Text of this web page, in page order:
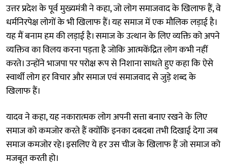
उत्तर प्रदेश के पूर्व मुख्यमंत्री ने कहा, जो लोग समाजवाद के खिलाफ हैं, वे
धर्मनिरपेक्ष लोगों के भी खिलाफ हैं। यह समाज में एक मौलिक लड़ाई है।
यह मैं बनाम हम की लड़ाई है। समाज के उत्थान के लिए व्यक्ति को अपने
व्यक्तिव का विलय करना पड़ता है जोकि आत्मकेंद्रित लोग कभी नहीं
करते। उन्होंने भाजपा पर परोक्ष रूप से निशाना साधते हुए कहा कि ऐसे
स्वार्थी लोग हर विचार और समाज एवं समाजवाद से जुड़े शब्द के
खिलाफ हैं।
यादव ने कहा, यह नकारात्मक लोग अपनी सत्ता बनाए रखने के लिए
समाज को कमजोर करते हैं क्योंकि इनका दबदबा तभी दिखाई देगा जब
समाज कमजोर रहे। इसलिए ये हर उस चीज के खिलाफ हैं जो समाज को
मजबूत करती हो।